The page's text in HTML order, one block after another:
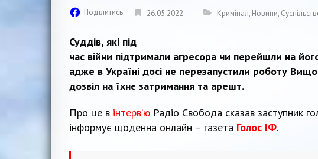
Поділитись 26.05.2022 Кримінал, Новини,
Суддів, які під
час війни підтримали агресора чи перейшли на
адже в Україні досі не перезапустили роботу
дозвіл на їхнє затримання та арешт.
Про це в інтерв’ю Радіо Свобода сказав заступник
інформує щоденна онлайн – газета Голос ІФ.